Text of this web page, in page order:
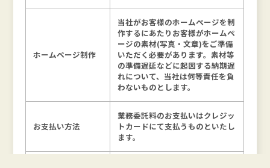
ホームページ制作
当社がお客様のホームページを制
作するにあたりお客様がホームペ
ージの素材(写真・文章)をご準備
いただく必要があります。素材等
の準備遅延などに起因する納期遅
れについて、当社は何等責任を負
わないものとします。
お支払い方法
業務委託料のお支払いはクレジッ
トカードにて支払うものといたし
ます。